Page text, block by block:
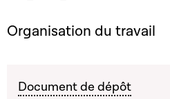
Organisation du travail
Document de dépôt